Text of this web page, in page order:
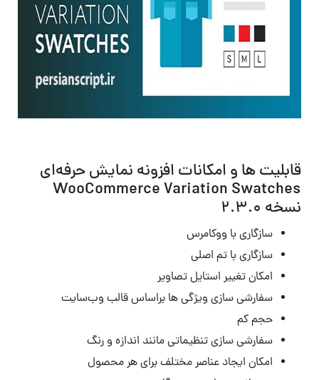
قابلیت ها و امکانات افزونه نمایش حرفه‌ای
WooCommerce Variation Swatches
نسخه 2.3.0
سازگاری با ووکامرس
سازگاری با تم اصلی
امکان تغییر استایل تصاویر
سفارشی سازی ویژگی ها براساس قالب وب‌سایت
حجم کم
سفارشی سازی تنظیماتی مانند اندازه و رنگ
امکان ایجاد عناصر مختلف برای هر محصول